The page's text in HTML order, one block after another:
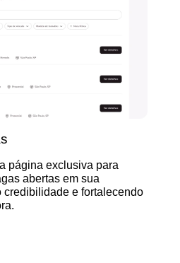
página exclusiva para
abertas em sua
credibilidade e fortalecendo